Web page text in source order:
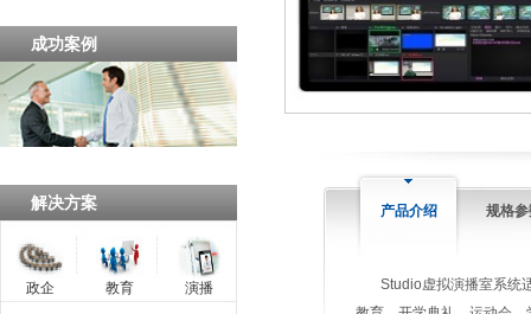
成功案例
解决方案
政企 教育 演播
产品介绍 规格参
Studio虚拟演播室系统适